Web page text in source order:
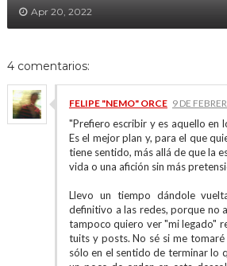
Apr 20, 2022
4 comentarios:
FELIPE "NEMO" ORCE 9 DE
"Prefiero escribir y es aquello en
Es el mejor plan y, para el que
tiene sentido, más allá de que la
vida o una afición sin más
Llevo un tiempo dándole
definitivo a las redes, porque no
tampoco quiero ver "mi legado"
tuits y posts. No sé si me
sólo en el sentido de terminar lo